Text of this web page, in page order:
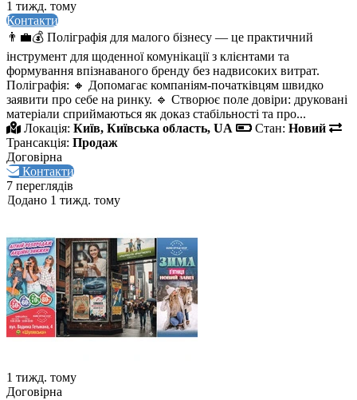
1 тижд. тому
Контакти
👨‍💼💰 Поліграфія для малого бізнесу — це практичний
інструмент для щоденної комунікації з клієнтами та
формування впізнаваного бренду без надвисоких витрат.
Поліграфія: 🔸 Допомагає компаніям-початківцям швидко
заявити про себе на ринку. 🔹 Створює поле довіри: друковані
матеріали сприймаються як доказ стабільності та про...
Локація: Київ, Київська область, UA Стан: Новий
Трансакція: Продаж
Договірна
Контакти
7 переглядів
Додано 1 тижд. тому
1 тижд. тому
Договірна